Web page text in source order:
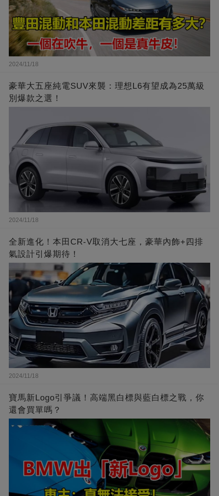
2024/11/18
豪華大五座純電SUV來襲：理想L6有望成為25萬級
別爆款之選！
2024/11/18
全新進化！本田CR-V取消大七座，豪華內飾+四排
氣設計引爆期待！
2024/11/18
寶馬新Logo引爭議！高端黑白標與藍白標之戰，你
還會買單嗎？